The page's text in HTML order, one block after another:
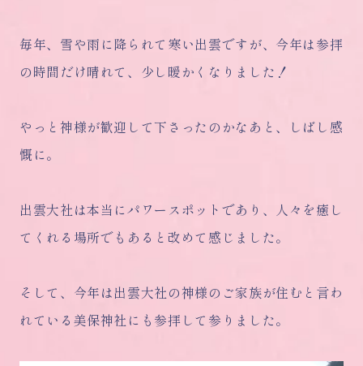
毎年、雪や雨に降られて寒い出雲ですが、今年は参拝
の時間だけ晴れて、少し暖かくなりました！
やっと神様が歓迎して下さったのかなあと、しばし感
慨に。
出雲大社は本当にパワースポットであり、人々を癒し
てくれる場所でもあると改めて感じました。
そして、今年は出雲大社の神様のご家族が住むと言わ
れている美保神社にも参拝して参りました。